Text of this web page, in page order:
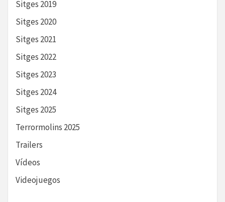
Sitges 2019
Sitges 2020
Sitges 2021
Sitges 2022
Sitges 2023
Sitges 2024
Sitges 2025
Terrormolins 2025
Trailers
Vídeos
Videojuegos